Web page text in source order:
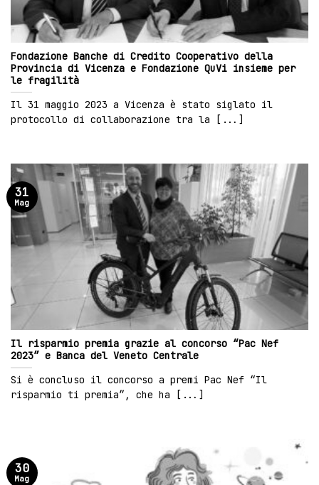
Fondazione Banche di Credito Cooperativo della
Provincia di Vicenza e Fondazione QuVi insieme per
le fragilità
Il 31 maggio 2023 a Vicenza è stato siglato il
protocollo di collaborazione tra la [...]
Il risparmio premia grazie al concorso “Pac Nef
2023” e Banca del Veneto Centrale
Si è concluso il concorso a premi Pac Nef “Il
risparmio ti premia”, che ha [...]
31
Mag
30
Mag